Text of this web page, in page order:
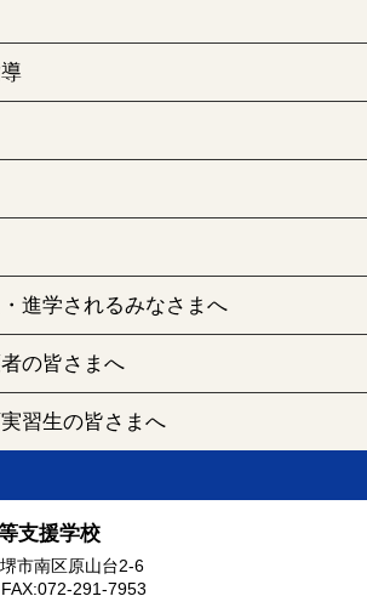
進学されるみなさまへ
の皆さまへ
習生の皆さまへ
支援学校
市南区原山台2-6
291-7953